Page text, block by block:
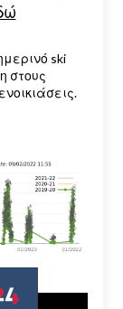
ski
στους